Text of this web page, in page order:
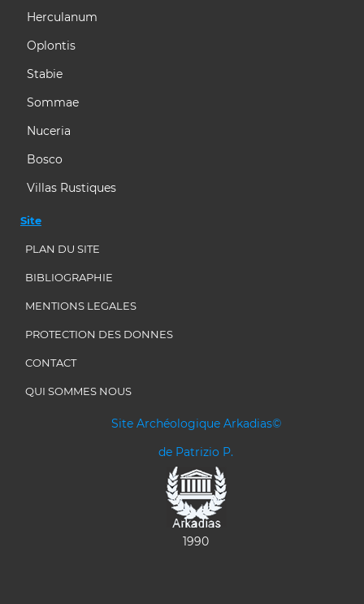
Herculanum
Oplontis
Stabie
Sommae
Nuceria
Bosco
Villas Rustiques
Site
PLAN DU SITE
BIBLIOGRAPHIE
MENTIONS LEGALES
PROTECTION DES DONNES
CONTACT
QUI SOMMES NOUS
Site Archéologique Arkadias©
de Patrizio P.
1990